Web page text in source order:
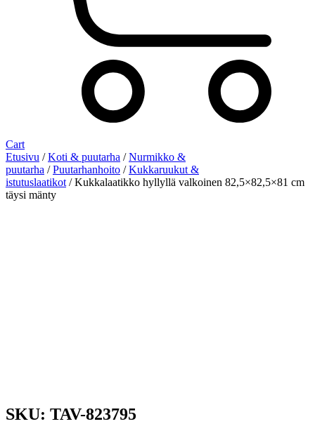
Cart
Etusivu /Koti & puutarha /Nurmikko &
puutarha /Puutarhanhoito /Kukkaruukut &
istutuslaatikot / Kukkalaatikko hyllyllä valkoinen 82,5×82,5×81 cm
täysi mänty
SKU: TAV-823795